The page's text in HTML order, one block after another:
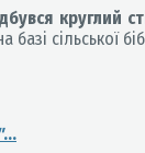
круглий
базі
...